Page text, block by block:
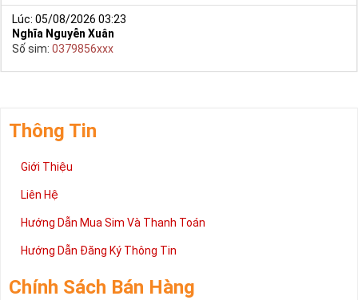
Lúc: 05/08/2026 03:23
Nghĩa Nguyễn Xuân
Số sim: 0379856xxx
Thông Tin
Giới Thiệu
Liên Hệ
Hướng Dẫn Mua Sim Và Thanh Toán
Hướng Dẫn Đăng Ký Thông Tin
Chính Sách Bán Hàng